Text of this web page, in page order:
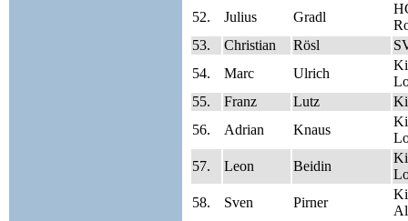
52.
Julius Gradl
53.
Christian Rösl
54.
Marc Ulrich
55.
Franz Lutz
56.
Adrian Knaus
57.
Leon Beidin
58.
Sven Pirner